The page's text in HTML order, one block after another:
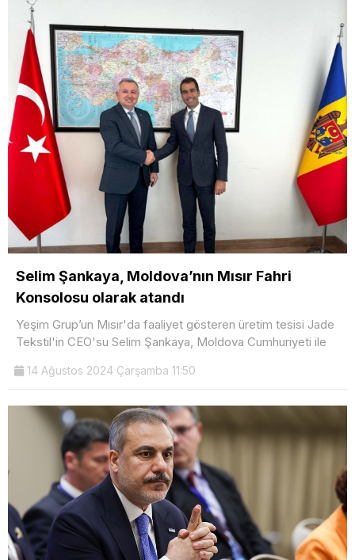
Selim Şankaya, Moldova’nın Mısır Fahri
Konsolosu olarak atandı
Yeşim Grup’un Mısır'da faaliyet gösteren üretim tesisi Jade
Tekstil'in CEO'su Selim Şankaya, Moldova Cumhuriyeti ile
14 Ağustos 2024 Çarşamba 11:50